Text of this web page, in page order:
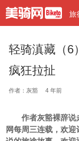
旅
轻骑滇藏（6
疯狂拉扯
作者：灰豁 4 年前
作者灰豁裸辞说
网每周三连载，欢